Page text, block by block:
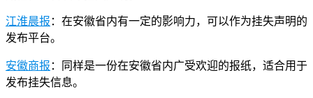
江淮晨报 ：在安徽省内有一定的影响力，可以作为挂失声明的
发布平台。
安徽商报 ：同样是一份在安徽省内广受欢迎的报纸，适合用于
发布挂失信息。